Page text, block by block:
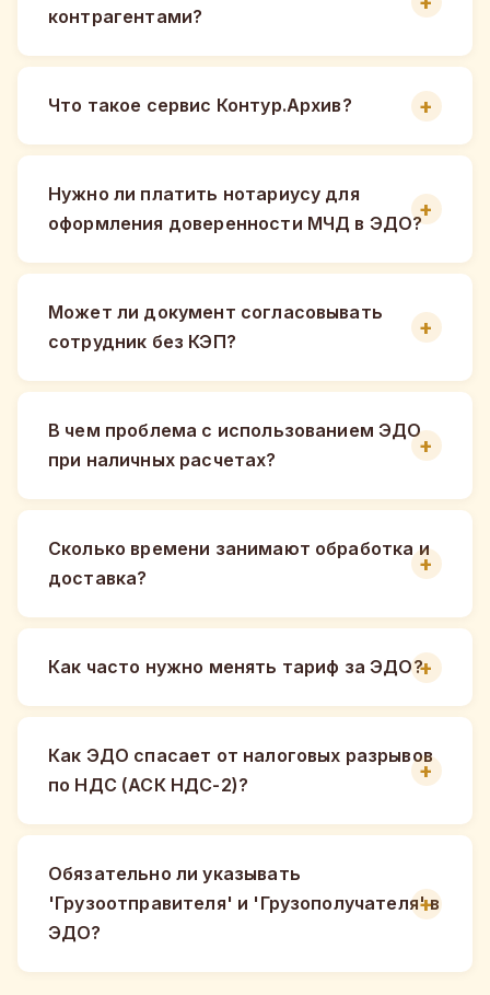
контрагентами?
Что такое сервис Контур.Архив?
Нужно ли платить нотариусу для
оформления доверенности МЧД в ЭДО?
Может ли документ согласовывать
сотрудник без КЭП?
В чем проблема с использованием ЭДО
при наличных расчетах?
Сколько времени занимают обработка и
доставка?
Как часто нужно менять тариф за ЭДО?
Как ЭДО спасает от налоговых разрывов
по НДС (АСК НДС-2)?
Обязательно ли указывать
'Грузоотправителя' и 'Грузополучателя' в
ЭДО?